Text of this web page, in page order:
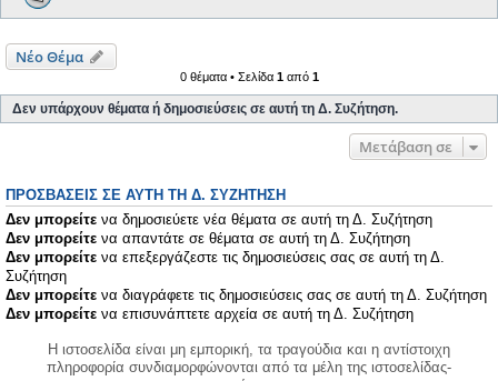
Νέο Θέμα
0 θέματα • Σελίδα 1από 1
Δεν υπάρχουν θέματα ή δημοσιεύσεις σε αυτή τη Δ. Συζήτηση.
Μετάβαση σε
ΠΡΟΣΒΆΣΕΙΣ ΣΕ ΑΥΤΉ ΤΗ Δ. ΣΥΖΉΤΗΣΗ
Δεν μπορείτε να δημοσιεύετε νέα θέματα σε αυτή τη Δ. Συζήτηση
Δεν μπορείτε να απαντάτε σε θέματα σε αυτή τη Δ. Συζήτηση
Δεν μπορείτε να επεξεργάζεστε τις δημοσιεύσεις σας σε αυτή τη Δ.
Συζήτηση
Δεν μπορείτε να διαγράφετε τις δημοσιεύσεις σας σε αυτή τη Δ. Συζήτηση
Δεν μπορείτε να επισυνάπτετε αρχεία σε αυτή τη Δ. Συζήτηση
Η ιστοσελίδα είναι μη εμπορική, τα τραγούδια και η αντίστοιχη
πληροφορία συνδιαμορφώνονται από τα μέλη της ιστοσελίδας-